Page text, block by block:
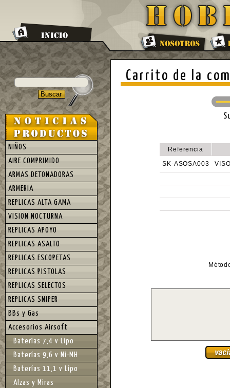
Carrito de la
Referencia
SK-ASOSA003
NIÑOS
AIRE COMPRIMIDO
ARMAS DETONADORAS
ARMERIA
REPLICAS ALTA GAMA
VISION NOCTURNA
REPLICAS APOYO
REPLICAS ASALTO
REPLICAS ESCOPETAS
REPLICAS PISTOLAS
REPLICAS SELECTOS
REPLICAS SNIPER
BBs y Gas
Accesorios Airsoft
Baterías 7,4 v Lipo
Baterías 9,6 v Ni-MH
Baterías 11,1 v Lipo
Alzas y Miras